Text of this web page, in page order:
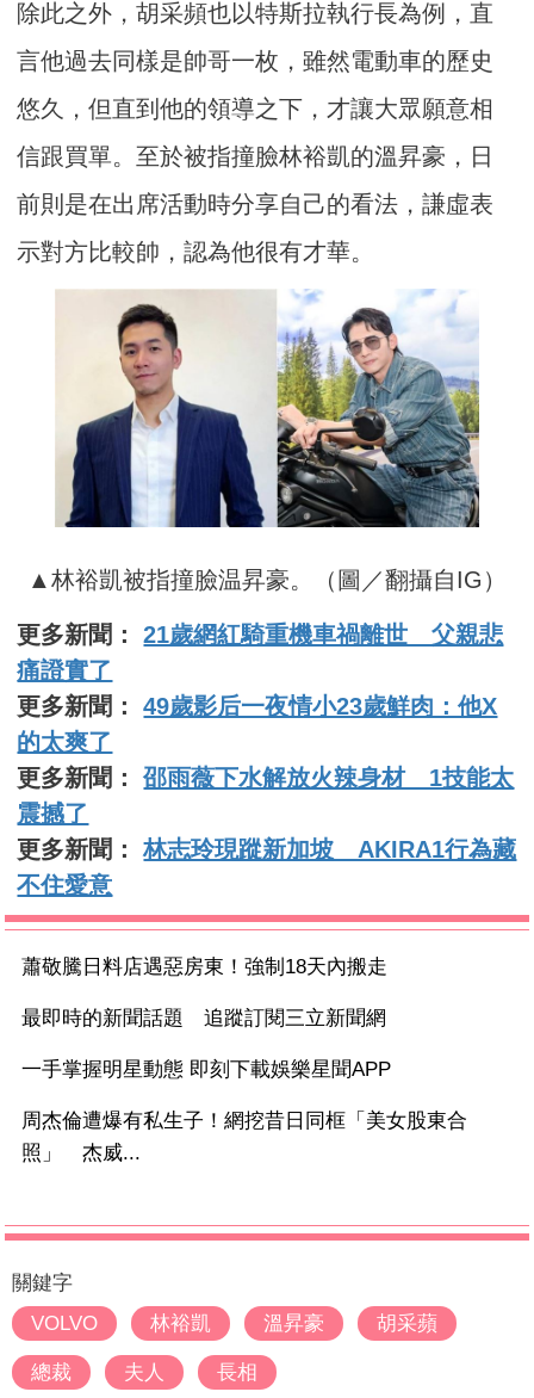
除此之外，胡采頻也以特斯拉執行長為例，直
言他過去同樣是帥哥一枚，雖然電動車的歷史
悠久，但直到他的領導之下，才讓大眾願意相
信跟買單。至於被指撞臉林裕凱的溫昇豪，日
前則是在出席活動時分享自己的看法，謙虛表
示對方比較帥，認為他很有才華。
▲林裕凱被指撞臉温昇豪。（圖／翻攝自IG）
更多新聞：21歲網紅騎重機車禍離世 父親悲
痛證實了
更多新聞：49歲影后一夜情小23歲鮮肉：他X
的太爽了
更多新聞：邵雨薇下水解放火辣身材 1技能太
震撼了
更多新聞：林志玲現蹤新加坡 AKIRA1行為藏
不住愛意
蕭敬騰日料店遇惡房東！強制18天內搬走
最即時的新聞話題 追蹤訂閱三立新聞網
一手掌握明星動態 即刻下載娛樂星聞APP
周杰倫遭爆有私生子！網挖昔日同框「美女股東合
照」 杰威...
關鍵字
VOLVO
林裕凱 溫昇豪 胡采蘋
總裁 夫人 長相